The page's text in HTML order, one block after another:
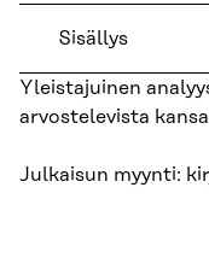
Sisällys
Yleistajuinen
arvostelevista
Julkaisun myynti: